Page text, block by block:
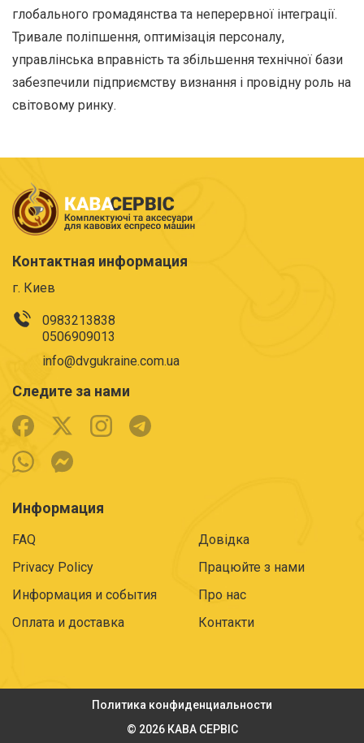
глобального громадянства та неперервної інтеграції.
Тривале поліпшення, оптимізація персоналу,
управлінська вправність та збільшення технічної бази
забезпечили підприємству визнання і провідну роль на
світовому ринку.
Контактная информация
г. Киев
0983213838
0506909013
info@dvgukraine.com.ua
Следите за нами
Информация
FAQ
Довідка
Privacy Policy
Працюйте з нами
Информация и события
Про нас
Оплата и доставка
Контакти
© 2026 КАВА СЕРВІС
Политика конфиденциальности